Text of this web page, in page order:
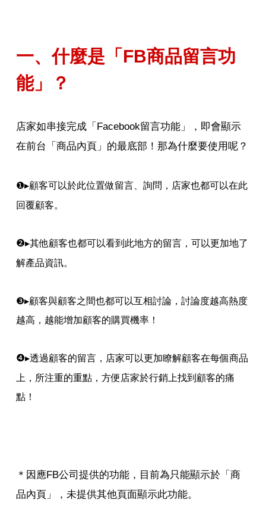
一、什麼是「FB商品留言功
能」？
店家如串接完成「Facebook留言功能」，即會顯示
在前台「商品內頁」的最底部！那為什麼要使用呢？
❶▸顧客可以於此位置做留言、詢問，店家也都可以在此
回覆顧客。
❷▸其他顧客也都可以看到此地方的留言，可以更加地了
解產品資訊。
❸▸顧客與顧客之間也都可以互相討論，討論度越高熱度
越高，越能增加顧客的購買機率！
❹▸透過顧客的留言，店家可以更加瞭解顧客在每個商品
上，所注重的重點，方便店家於行銷上找到顧客的痛
點！
＊因應FB公司提供的功能，目前為只能顯示於「商
品內頁」，未提供其他頁面顯示此功能。